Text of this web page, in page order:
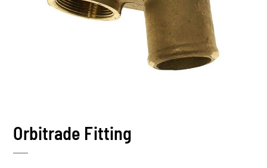
Orbitrade Fitting